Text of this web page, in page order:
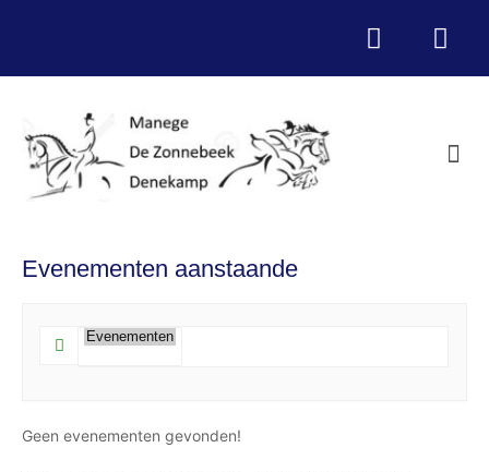
Evenementen aanstaande
Geen evenementen gevonden!